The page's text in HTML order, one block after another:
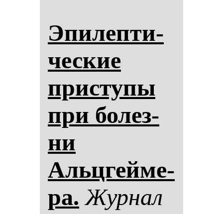
Эпи­леп­ти­
чес­кие
прис­ту­пы
при бо­лез­
ни
Альцгей­ме­
ра. Жур­нал